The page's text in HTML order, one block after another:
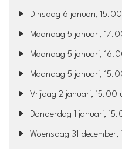
Dinsdag 6 januari,
Maandag 5 januari,
Maandag 5 januari,
Maandag 5 januari,
Vrijdag 2 januari, 15.00
Donderdag 1 januari,
Woensdag 31